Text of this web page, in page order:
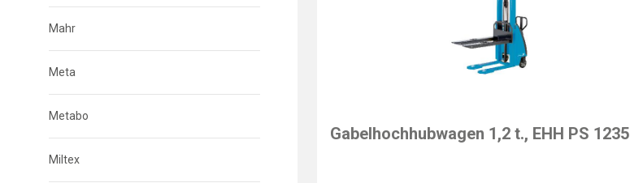
Mahr
Meta
Metabo
Miltex
Gabelhochhubwagen 1,2 t., EHH PS 1235